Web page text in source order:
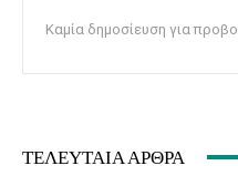
Καμία δημοσίευση για
ΤΕΛΕΥΤΑΊΑ ΆΡΘΡΑ